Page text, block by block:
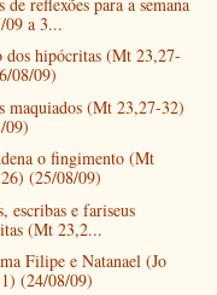
09 a 3...
dos hipócritas (Mt 23,27-
08/09)
maquiados (Mt 23,27-32)
09)
o fingimento (Mt
(25/08/09)
escribas e fariseus
(Mt 23,2...
Filipe e Natanael (Jo
(24/08/09)